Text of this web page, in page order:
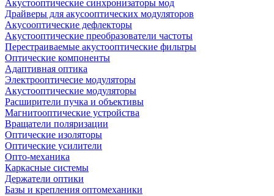
Акустооптические синхронизаторы мод
Драйверы для акусооптических модуляторов
Акусооптические дефлекторы
Акустооптические преобразователи частоты
Перестраиваемые акустооптические фильтры
Оптические компоненты
Адаптивная оптика
Электрооптичесие модуляторы
Акустооптические модуляторы
Расширители пучка и объективы
Магнитооптические устройства
Вращатели поляризации
Оптические изоляторы
Оптические усилители
Опто-механика
Каркасные системы
Держатели оптики
Базы и крепления оптомеханики